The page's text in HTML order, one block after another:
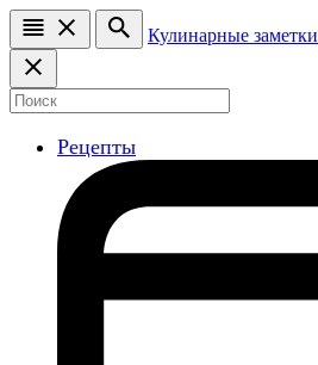
Кулинарные заметки
Рецепты